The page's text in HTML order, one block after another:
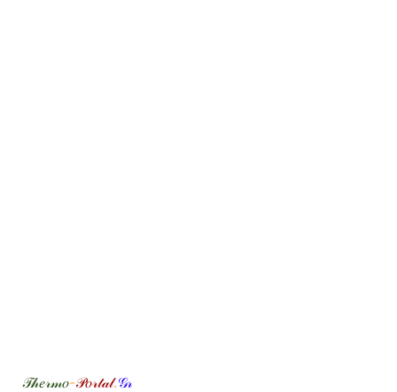
𝒯𝒽𝑒𝓇𝓂𝑜-𝒫𝑜𝓇𝓉𝒶𝓁.𝒢𝓇